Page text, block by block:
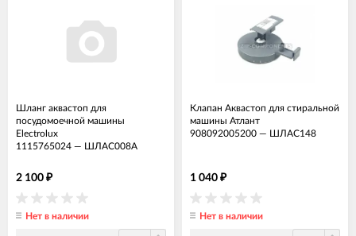
Шланг аквастоп для
посудомоечной машины
Electrolux
1115765024 — ШЛАС008А
2 100 ₽
Нет в наличии
Клапан Аквастоп для стиральной
машины Атлант
908092005200 — ШЛАС148
1 040 ₽
Нет в наличии